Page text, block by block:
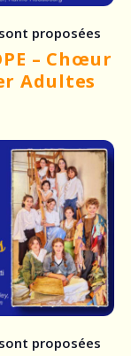
– Chœur
Adultes
proposées
proposées